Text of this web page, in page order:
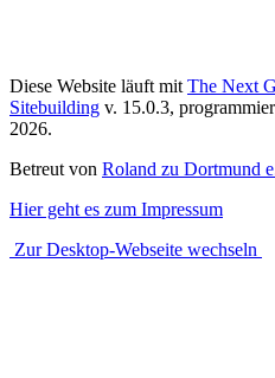
Diese Website läuft mit The Next
Sitebuilding v. 15.0.3,
2026.
Betreut von Roland zu Dortmund
Hier geht es zum Impressum
Zur Desktop-Webseite wechseln